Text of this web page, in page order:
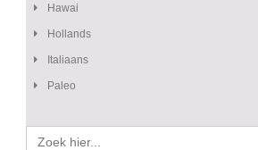
Hawai
Hollands
Italiaans
Paleo
Zoek
naar: